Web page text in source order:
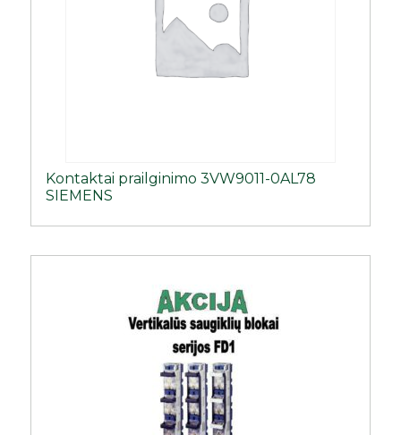
Kontaktai prailginimo 3VW9011-0AL78
SIEMENS